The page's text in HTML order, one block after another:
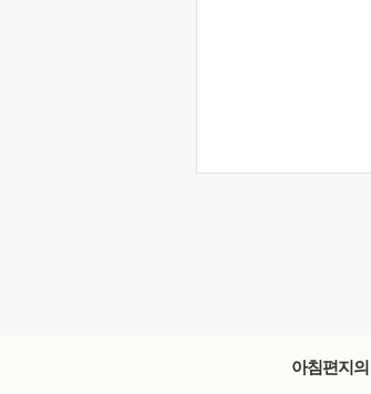
아침편지의